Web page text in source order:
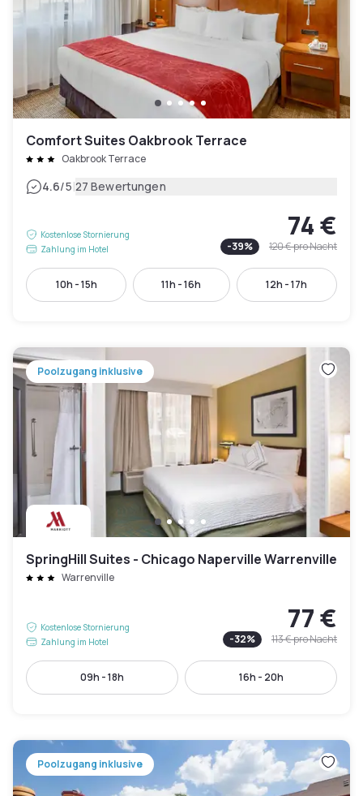
Comfort Suites Oakbrook Terrace
Oakbrook Terrace
4.6/5|27 Bewertungen
Kostenlose Stornierung
Zahlung im Hotel
74 €
-39% 120 €pro Nacht
10h - 15h 11h - 16h 12h - 17h
Poolzugang inklusive
SpringHill Suites - Chicago Naperville Warrenville
Warrenville
Kostenlose Stornierung
Zahlung im Hotel
77 €
-32% 113 €pro Nacht
09h - 18h 16h - 20h
Poolzugang inklusive